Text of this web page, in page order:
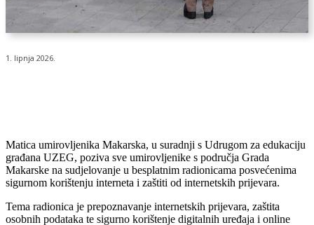
1. lipnja 2026.
Matica umirovljenika Makarska, u suradnji s Udrugom za edukaciju
građana UZEG, poziva sve umirovljenike s područja Grada
Makarske na sudjelovanje u besplatnim radionicama posvećenima
sigurnom korištenju interneta i zaštiti od internetskih prijevara.
Tema radionica je prepoznavanje internetskih prijevara, zaštita
osobnih podataka te sigurno korištenje digitalnih uređaja i online